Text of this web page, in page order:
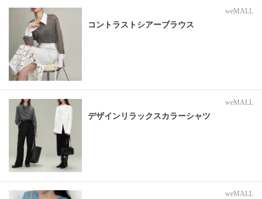
weMALL
コントラストシアーブラウス
weMALL
デザインリラックスカラーシャツ
weMALL